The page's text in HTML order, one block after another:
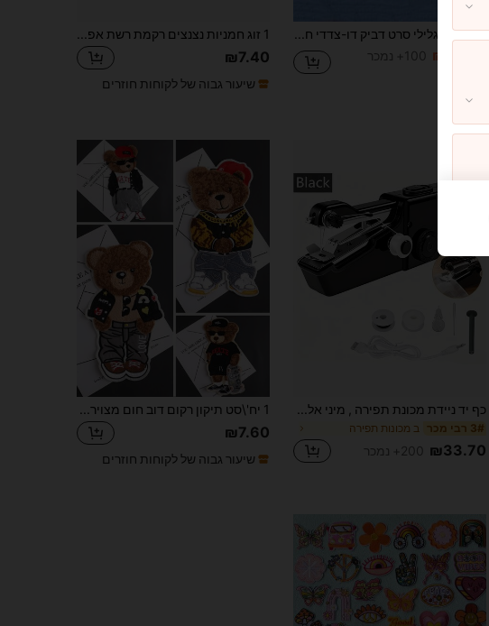
₪10.23 100+ נמכר ₪7.40
שיעור גבוה של לקוחות חוזרים
3# רבי מכר ב מכונות תפירה
₪33.70 200+ נמכר
₪7.60
שיעור גבוה של לקוחות חוזרים